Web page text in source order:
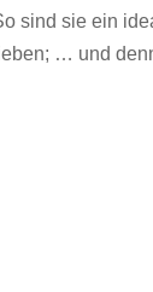
sind sie ein
… und